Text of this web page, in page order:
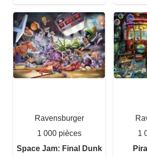
Ravensburger
1 000 pièces
Space Jam: Final Dunk
1